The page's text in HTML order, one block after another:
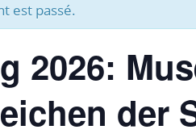
est passé.
2026:
der